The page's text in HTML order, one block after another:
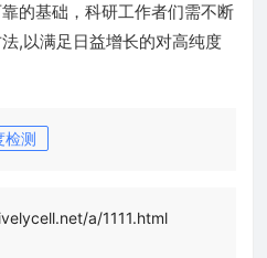
的基础，科研工作者们需不断
,以满足日益增长的对高纯度
检测
a/1111.html